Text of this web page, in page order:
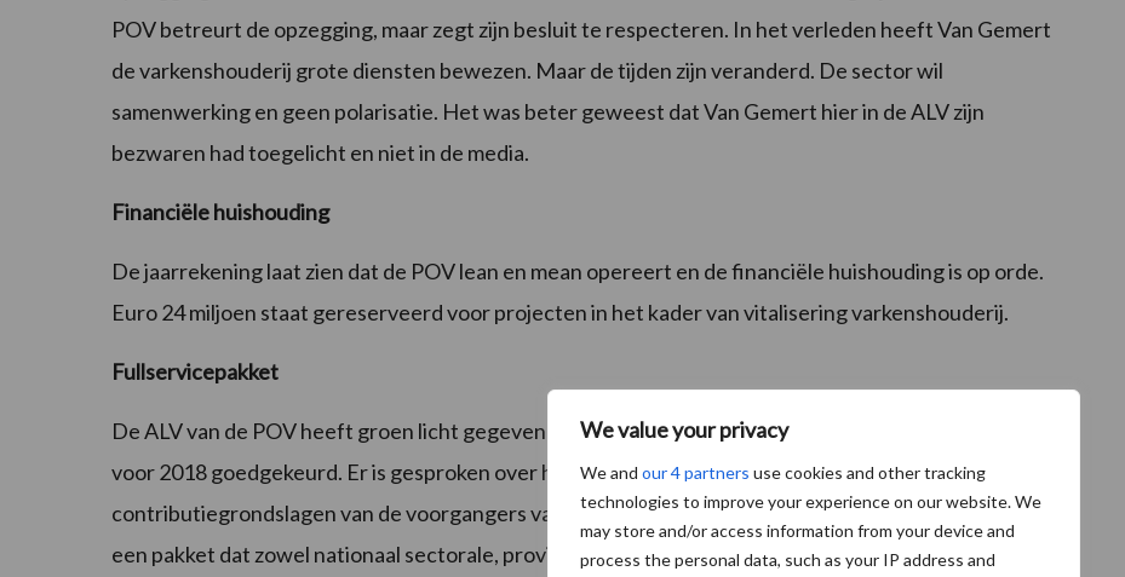
We value your privacy
We and our 4 partners use cookies and other tracking
technologies to improve your experience on our website. We
may store and/or access information from your device and
process the personal data, such as your IP address and
POV betreurt de opzegging, maar zegt zijn besluit te respecteren. In het verleden heeft Van Gemert
de varkenshouderij grote diensten bewezen. Maar de tijden zijn veranderd. De sector wil
samenwerking en geen polarisatie. Het was beter geweest dat Van Gemert hier in de ALV zijn
bezwaren had toegelicht en niet in de media.
Financiële huishouding
De jaarrekening laat zien dat de POV lean en mean opereert en de financiële huishouding is op orde.
Euro 24 miljoen staat gereserveerd voor projecten in het kader van vitalisering varkenshouderij.
Fullservicepakket
De ALV van de POV heeft groen licht gegeven voor de contributieheffing en de contributietarieven
voor 2018 goedgekeurd. Er is gesproken over het contributieplafond en over de verschillen met de
contributiegrondslagen van de voorgangers van de POV. Voor hun financiële bijdrage krijgen leden
een pakket dat zowel nationaal sectorale, provinciale, regionale als internationale